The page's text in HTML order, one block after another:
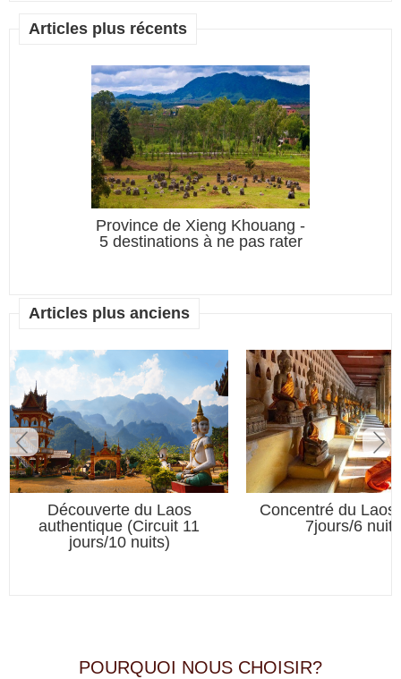
Articles plus récents
Province de Xieng Khouang -
5 destinations à ne pas rater
-
rater
Articles plus anciens
Découverte du Laos
authentique (Circuit 11
jours/10 nuits)
Concentré du Laos
7jours/6
POURQUOI NOUS CHOISIR?